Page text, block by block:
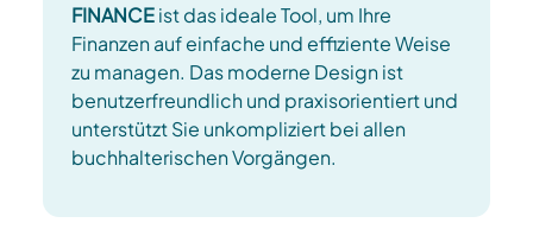
FINANCEist das ideale Tool, um Ihre
Finanzen auf einfache und effiziente Weise
zu managen. Das moderne Design ist
benutzerfreundlich und praxisorientiert und
unterstützt Sie unkompliziert bei allen
buchhalterischen Vorgängen.